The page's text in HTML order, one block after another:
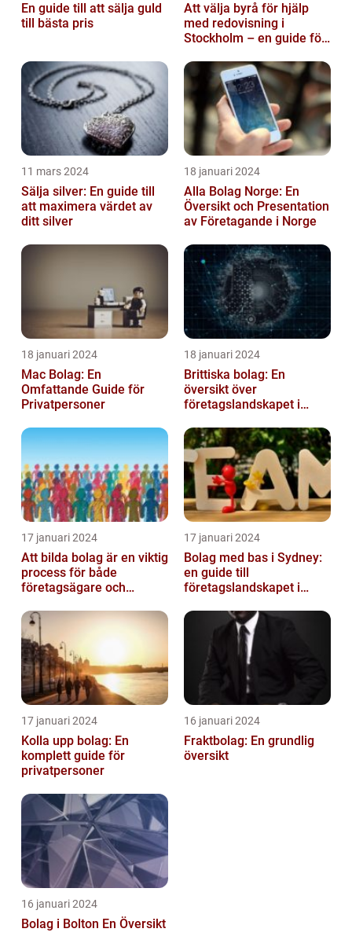
En guide till att sälja guld
till bästa pris
Att välja byrå för hjälp
med redovisning i
Stockholm – en guide för
11 mars 2024
Sälja silver: En guide till
att maximera värdet av
ditt silver
18 januari 2024
Alla Bolag Norge: En
Översikt och Presentation
av Företagande i Norge
18 januari 2024
Mac Bolag: En
Omfattande Guide för
Privatpersoner
18 januari 2024
Brittiska bolag: En
översikt över
företagslandskapet i
17 januari 2024
Att bilda bolag är en viktig
process för både
företagsägare och
etablera en ...
17 januari 2024
Bolag med bas i Sydney:
en guide till
företagslandskapet i
stad
17 januari 2024
Kolla upp bolag: En
komplett guide för
privatpersoner
16 januari 2024
Fraktbolag: En grundlig
översikt
16 januari 2024
Bolag i Bolton En Översikt